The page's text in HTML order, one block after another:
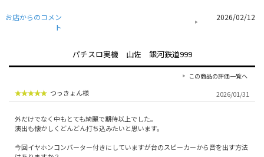
お店からのコメン
ト
2026/02/12
パチスロ実機 山佐 銀河鉄道999
この商品の評価一覧へ
つっきょん様 2026/01/31
外だけでなく中もとても綺麗で期待以上でした。
演出も懐かしくどんどん打ち込みたいと思います。
今回イヤホンコンバーター付きにしていますが台のスピーカーから音を出す方法